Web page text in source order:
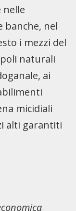
banche, nel
i mezzi del
naturali
ai
micidiali
alti garantiti